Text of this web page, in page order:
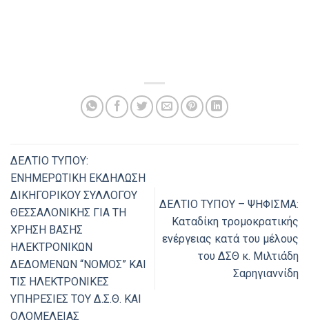
ΔΕΛΤΙΟ ΤΥΠΟΥ:
ΕΝΗΜΕΡΩΤΙΚΗ ΕΚΔΗΛΩΣΗ
ΔΙΚΗΓΟΡΙΚΟΥ ΣΥΛΛΟΓΟΥ
ΘΕΣΣΑΛΟΝΙΚΗΣ ΓΙΑ ΤΗ
ΧΡΗΣΗ ΒΑΣΗΣ
ΗΛΕΚΤΡΟΝΙΚΩΝ
ΔΕΔΟΜΕΝΩΝ “ΝΟΜΟΣ” ΚΑΙ
ΤΙΣ ΗΛΕΚΤΡΟΝΙΚΕΣ
ΥΠΗΡΕΣΙΕΣ ΤΟΥ Δ.Σ.Θ. ΚΑΙ
ΟΛΟΜΕΛΕΙΑΣ
ΔΕΛΤΙΟ ΤΥΠΟΥ – ΨΗΦΙΣΜΑ:
Καταδίκη τρομοκρατικής
ενέργειας κατά του μέλους
του ΔΣΘ κ. Μιλτιάδη
Σαρηγιαννίδη